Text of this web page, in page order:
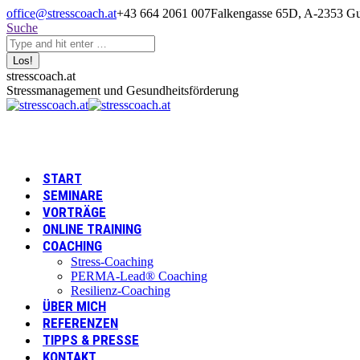
Zum
Inhalt
springen
office@stresscoach.at+43 664 2061 007Falkengasse 65D, A-2353
Search:
Suche
Linkedin
page
opens
XING
page
opens
YouTube
page
opens
stresscoach.at
Stressmanagement und Gesundheitsförderung
START
SEMINARE
VORTRÄGE
ONLINE TRAINING
COACHING
Stress-Coaching
PERMA-Lead® Coaching
Resilienz-Coaching
ÜBER MICH
REFERENZEN
TIPPS & PRESSE
KONTAKT